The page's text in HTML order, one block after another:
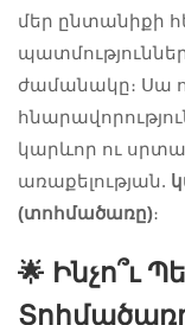
մեր ընտանիքի
ժամանակը։ Սա
կարևոր ու
առաքելության.
(տոհմածառը)։
🌟 Ինչո՞ւ